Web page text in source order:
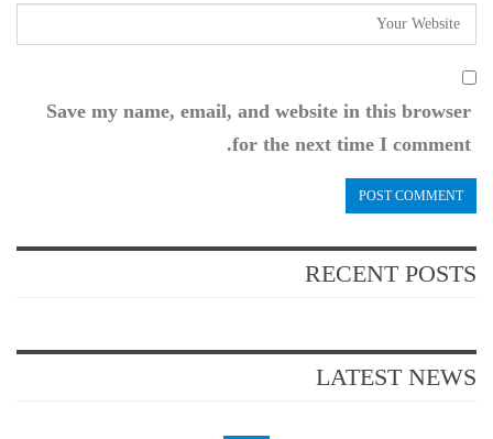
Save my name, email, and website in this browser
for the next time I comment.
RECENT POSTS
LATEST NEWS